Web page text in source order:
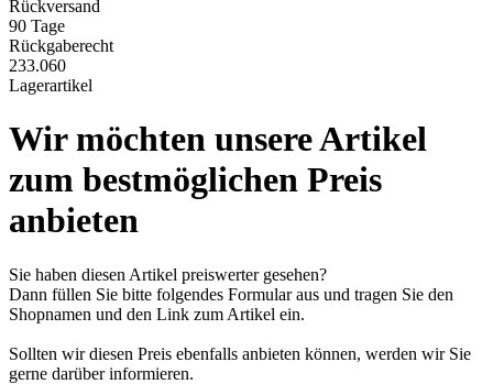
Rückversand
90 Tage
Rückgaberecht
233.060
Lagerartikel
Wir möchten unsere Artikel
zum bestmöglichen Preis
anbieten
Sie haben diesen Artikel preiswerter gesehen?
Dann füllen Sie bitte folgendes Formular aus und tragen Sie den
Shopnamen und den Link zum Artikel ein.
Sollten wir diesen Preis ebenfalls anbieten können, werden wir Sie
gerne darüber informieren.